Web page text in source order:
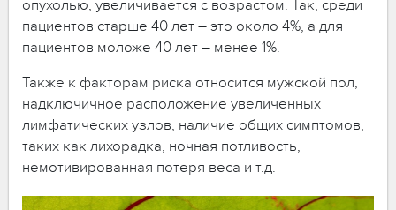
опухолью, увеличивается с возрастом. Так, среди
пациентов старше 40 лет – это около 4%, а для
пациентов моложе 40 лет – менее 1%.
Также к факторам риска относится мужской пол,
надключичное расположение увеличенных
лимфатических узлов, наличие общих симптомов,
таких как лихорадка, ночная потливость,
немотивированная потеря веса и т.д.